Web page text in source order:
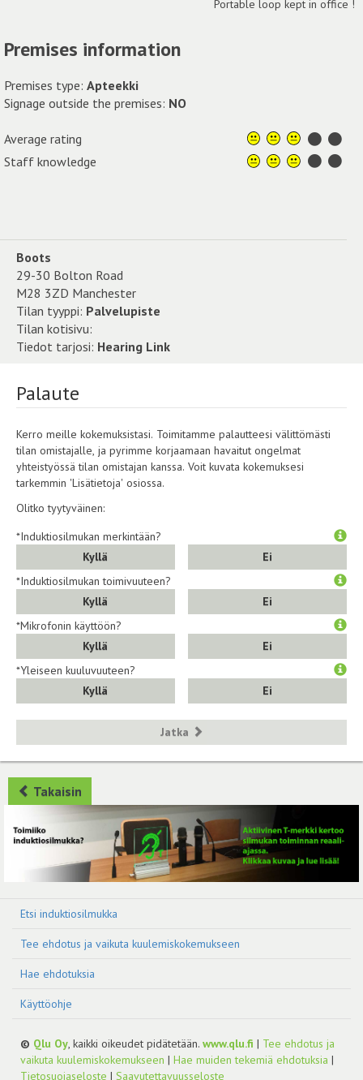
Portable loop kept in office !
Premises information
Premises type: Apteekki
Signage outside the premises: NO
Average rating
Staff knowledge
Boots
29-30 Bolton Road
M28 3ZD Manchester
Tilan tyyppi: Palvelupiste
Tilan kotisivu:
Tiedot tarjosi: Hearing Link
Palaute
Kerro meille kokemuksistasi. Toimitamme palautteesi välittömästi
tilan omistajalle, ja pyrimme korjaamaan havaitut ongelmat
yhteistyössä tilan omistajan kanssa. Voit kuvata kokemuksesi
tarkemmin 'Lisätietoja' osiossa.
Olitko tyytyväinen:
*Induktiosilmukan merkintään?
Kyllä
Ei
*Induktiosilmukan toimivuuteen?
Kyllä
Ei
*Mikrofonin käyttöön?
Kyllä
Ei
*Yleiseen kuuluvuuteen?
Kyllä
Ei
Jatka
Takaisin
Etsi induktiosilmukka
Tee ehdotus ja vaikuta kuulemiskokemukseen
Hae ehdotuksia
Käyttöohje
© Qlu Oy, kaikki oikeudet pidätetään. www.qlu.fi | Tee ehdotus ja
vaikuta kuulemiskokemukseen | Hae muiden tekemiä ehdotuksia |
Tietosuojaseloste | Saavutettavuusseloste